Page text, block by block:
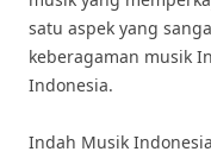
satu aspek yang
keberagaman musik
Indonesia.
Indah Musik